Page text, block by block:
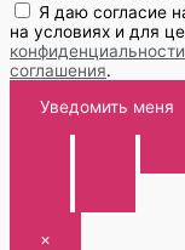
Я даю согласие
на условиях и для
конфиденциальности
соглашения.
Уведомить меня
×